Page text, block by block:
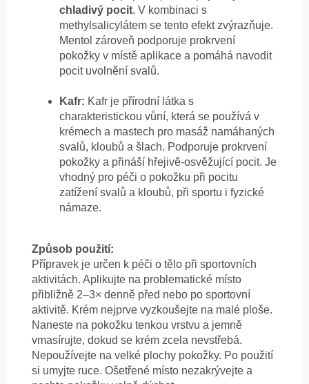
chladivý pocit. V kombinaci s
methylsalicylátem se tento efekt zvýrazňuje.
Mentol zároveň podporuje prokrvení
pokožky v místě aplikace a pomáhá navodit
pocit uvolnění svalů.
Kafr: Kafr je přírodní látka s
charakteristickou vůní, která se používá v
krémech a mastech pro masáž namáhaných
svalů, kloubů a šlach. Podporuje prokrvení
pokožky a přináší hřejivě-osvěžující pocit. Je
vhodný pro péči o pokožku při pocitu
zatížení svalů a kloubů, při sportu i fyzické
námaze.
Způsob použití:
Přípravek je určen k péči o tělo při sportovních
aktivitách. Aplikujte na problematické místo
přibližně 2–3× denně před nebo po sportovní
aktivitě. Krém nejprve vyzkoušejte na malé ploše.
Naneste na pokožku tenkou vrstvu a jemně
vmasírujte, dokud se krém zcela nevstřebá.
Nepoužívejte na velké plochy pokožky. Po použití
si umyjte ruce. Ošetřené místo nezakrývejte a